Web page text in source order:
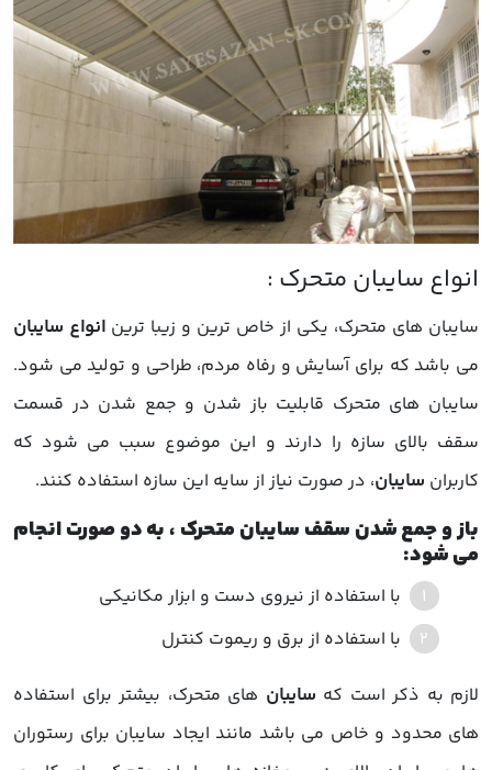
سایبان های متحرک، یکی از خاص ترین و زیبا ترین انواع سایبان
می باشد که برای آسایش و رفاه مردم، طراحی و تولید می شود.
سایبان های متحرک قابلیت باز شدن و جمع شدن در قسمت
سقف بالای سازه را دارند و این موضوع سبب می شود که
کاربران سایبان، در صورت نیاز از سایه این سازه استفاده کنند.
باز و جمع شدن سقف سایبان متحرک ، به دو صورت انجام
می شود:
با استفاده از نیروی دست و ابزار مکانیکی
با استفاده از برق و ریموت کنترل
لازم به ذکر است که سایبان های متحرک، بیشتر برای استفاده
های محدود و خاص می باشد مانند ایجاد سایبان برای رستوران